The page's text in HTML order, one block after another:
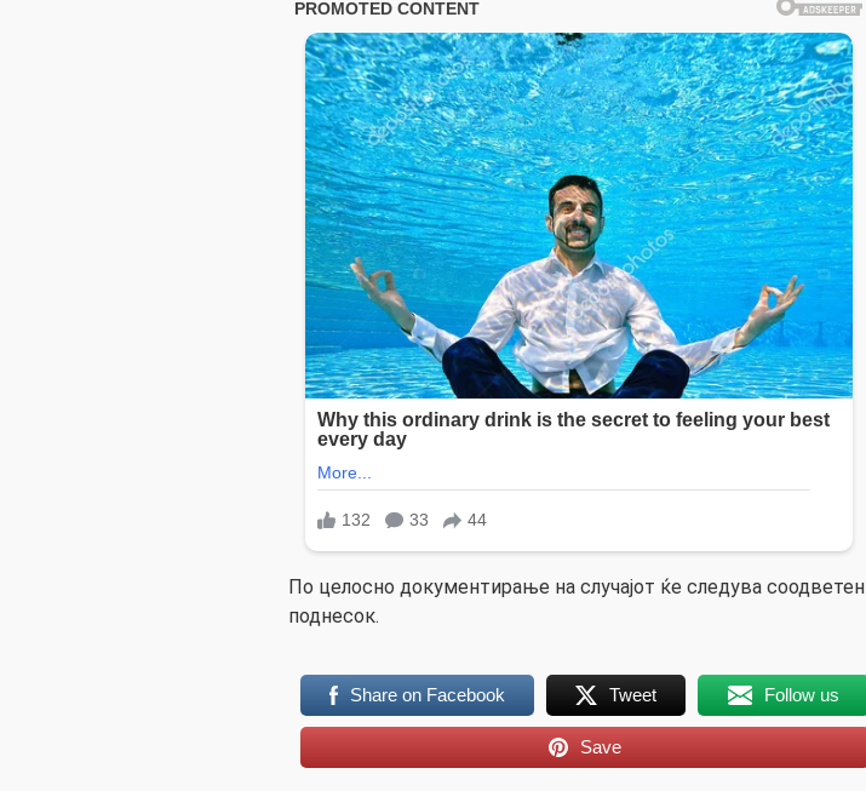
По целосно документирање на случајот ќе следува соодветен
поднесок.
Share on Facebook Tweet Follow us
Save